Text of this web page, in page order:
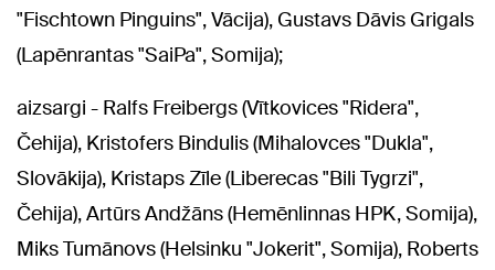
"Fischtown Pinguins", Vācija), Gustavs Dāvis Grigals
(Lapēnrantas "SaiPa", Somija);
aizsargi - Ralfs Freibergs (Vītkovices "Ridera",
Čehija), Kristofers Bindulis (Mihalovces "Dukla",
Slovākija), Kristaps Zīle (Liberecas "Bili Tygrzi",
Čehija), Artūrs Andžāns (Hemēnlinnas HPK, Somija),
Miks Tumānovs (Helsinku "Jokerit", Somija), Roberts